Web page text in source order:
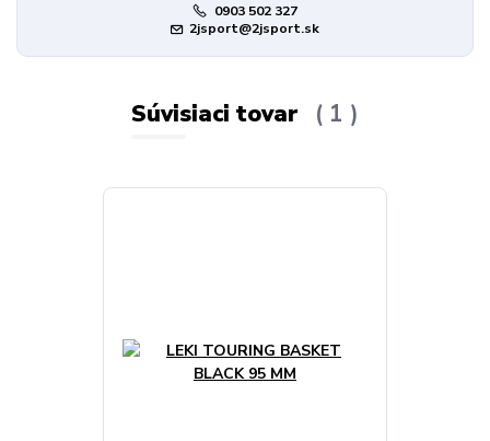
0903 502 327
2jsport@2jsport.sk
Súvisiaci tovar 1